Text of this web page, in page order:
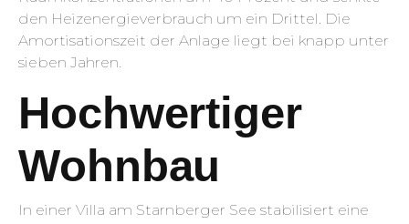
den Heizenergieverbrauch um ein Drittel. Die
Amortisationszeit der Anlage liegt bei knapp unter
sieben Jahren.
Hochwertiger
Wohnbau
In einer Villa am Starnberger See stabilisiert eine